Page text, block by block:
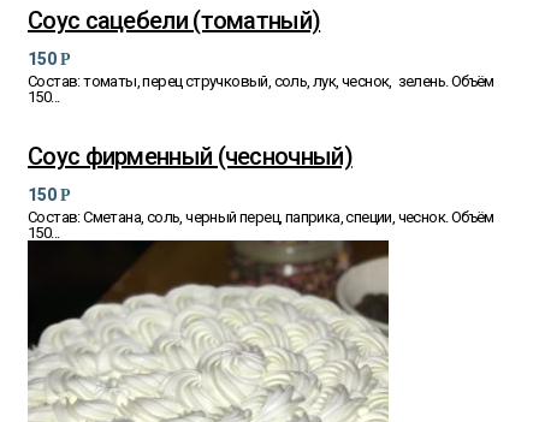
Соус сацебели (томатный)
150 Р
Состав: томаты, перец стручковый, соль, лук, чеснок, зелень. Объём
150...
Соус фирменный (чесночный)
150 Р
Состав: Сметана, соль, черный перец, паприка, специи, чеснок. Объём
150...